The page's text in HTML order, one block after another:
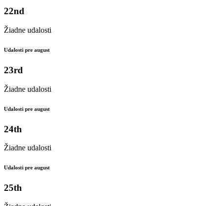
22nd
Žiadne udalosti
Udalosti pre august
23rd
Žiadne udalosti
Udalosti pre august
24th
Žiadne udalosti
Udalosti pre august
25th